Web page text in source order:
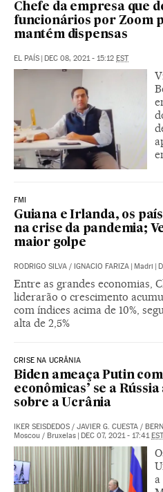
Chefe da empresa que
funcionários por Zoom
mantém dispensas
EL PAÍS | DEC 08, 2021 - 15:12 EST
FMI
Guiana e Irlanda, os
na crise da pandemia;
maior golpe
RODRIGO SILVA / IGNACIO FARIZA | Madri |
Entre as grandes economias,
liderarão o crescimento
com índices acima de 10%,
alta de 2,5%
CRISE NA UCRÂNIA
Biden ameaça Putin
econômicas’ se a
sobre a Ucrânia
IKER SEISDEDOS / JAVIER G. CUESTA /
Moscou / Bruxelas | DEC 07, 2021 - 17:41EST
a